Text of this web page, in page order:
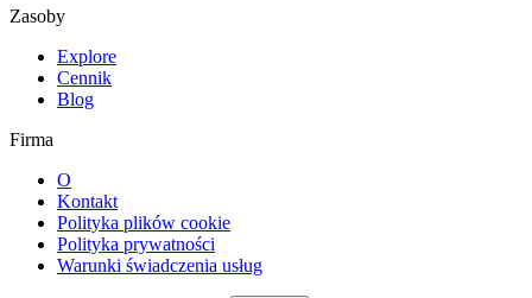
Zasoby
Explore
Cennik
Blog
Firma
O
Kontakt
Polityka plików cookie
Polityka prywatności
Warunki świadczenia usług